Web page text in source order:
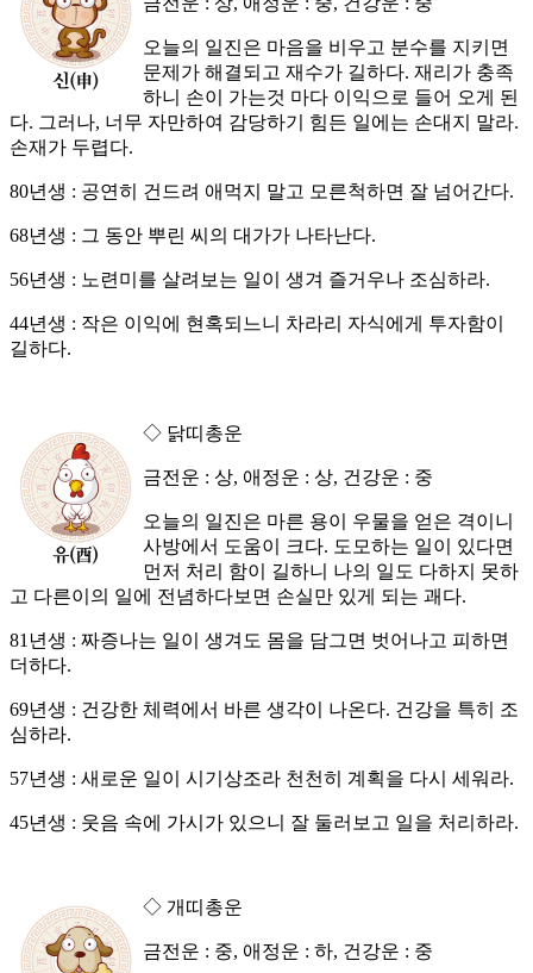
오늘의 일진은 마음을 비우고 분수를 지키면
문제가 해결되고 재수가 길하다. 재리가 충족
하니 손이 가는것 마다 이익으로 들어 오게 된
다. 그러나, 너무 자만하여 감당하기 힘든 일에는 손대지 말라.
손재가 두렵다.
80년생 : 공연히 건드려 애먹지 말고 모른척하면 잘 넘어간다.
68년생 : 그 동안 뿌린 씨의 대가가 나타난다.
56년생 : 노련미를 살려보는 일이 생겨 즐거우나 조심하라.
44년생 : 작은 이익에 현혹되느니 차라리 자식에게 투자함이
길하다.
◇ 닭띠총운
금전운 : 상, 애정운 : 상, 건강운 : 중
오늘의 일진은 마른 용이 우물을 얻은 격이니
사방에서 도움이 크다. 도모하는 일이 있다면
먼저 처리 함이 길하니 나의 일도 다하지 못하
고 다른이의 일에 전념하다보면 손실만 있게 되는 괘다.
81년생 : 짜증나는 일이 생겨도 몸을 담그면 벗어나고 피하면
더하다.
69년생 : 건강한 체력에서 바른 생각이 나온다. 건강을 특히 조
심하라.
57년생 : 새로운 일이 시기상조라 천천히 계획을 다시 세워라.
45년생 : 웃음 속에 가시가 있으니 잘 둘러보고 일을 처리하라.
◇ 개띠총운
금전운 : 중, 애정운 : 하, 건강운 : 중